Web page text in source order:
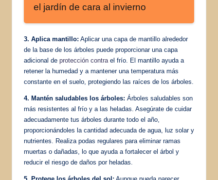
el jardín de cara al invierno
3. Aplica mantillo: Aplicar una capa de mantillo alrededor
de la base de los árboles puede proporcionar una capa
adicional de protección contra el frío. El mantillo ayuda a
retener la humedad y a mantener una temperatura más
constante en el suelo, protegiendo las raíces de los árboles.
4. Mantén saludables los árboles: Árboles saludables son
más resistentes al frío y a las heladas. Asegúrate de cuidar
adecuadamente tus árboles durante todo el año,
proporcionándoles la cantidad adecuada de agua, luz solar y
nutrientes. Realiza podas regulares para eliminar ramas
muertas o dañadas, lo que ayuda a fortalecer el árbol y
reducir el riesgo de daños por heladas.